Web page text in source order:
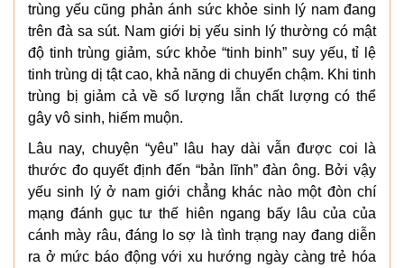
trùng yếu cũng phản ánh sức khỏe sinh lý nam đang
trên đà sa sút. Nam giới bị yếu sinh lý thường có mật
độ tinh trùng giảm, sức khỏe “tinh binh” suy yếu, tỉ lệ
tinh trùng dị tật cao, khả năng di chuyển chậm. Khi tinh
trùng bị giảm cả về số lượng lẫn chất lượng có thể
gây vô sinh, hiếm muộn.
Lâu nay, chuyện “yêu” lâu hay dài vẫn được coi là
thước đo quyết định đến “bản lĩnh” đàn ông. Bởi vậy
yếu sinh lý ở nam giới chẳng khác nào một đòn chí
mạng đánh gục tư thế hiên ngang bấy lâu của của
cánh mày râu, đáng lo sợ là tình trạng nay đang diễn
ra ở mức báo động với xu hướng ngày càng trẻ hóa